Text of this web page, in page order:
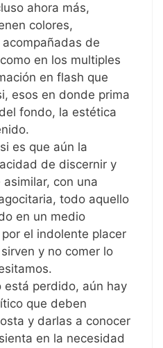
ahora más,
colores,
de
en los multiples
en flash que
esos en donde prima
fondo, la estética
es que aún la
de discernir y
con una
todo aquello
en un medio
el indolente placer
y no comer lo
está perdido, aún hay
que deben
y darlas a conocer
en la necesidad